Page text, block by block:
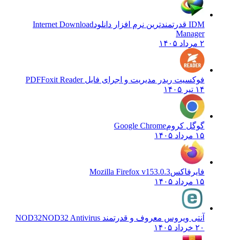
IDM قدرتمندترین نرم افزار دانلود
Internet Download
Manager
۲ مرداد ۱۴۰۵
فوکسیت ریدر مدیریت و اجرای فایل PDFFoxit Reader
۱۴ تیر ۱۴۰۵
گوگل کرومGoogle Chrome
۱۵ مرداد ۱۴۰۵
فایرفاکسMozilla Firefox v153.0.3
۱۵ مرداد ۱۴۰۵
آنتی ویروس معروف و قدرتمند NOD32 NOD32 Antivirus
۲۰ خرداد ۱۴۰۵